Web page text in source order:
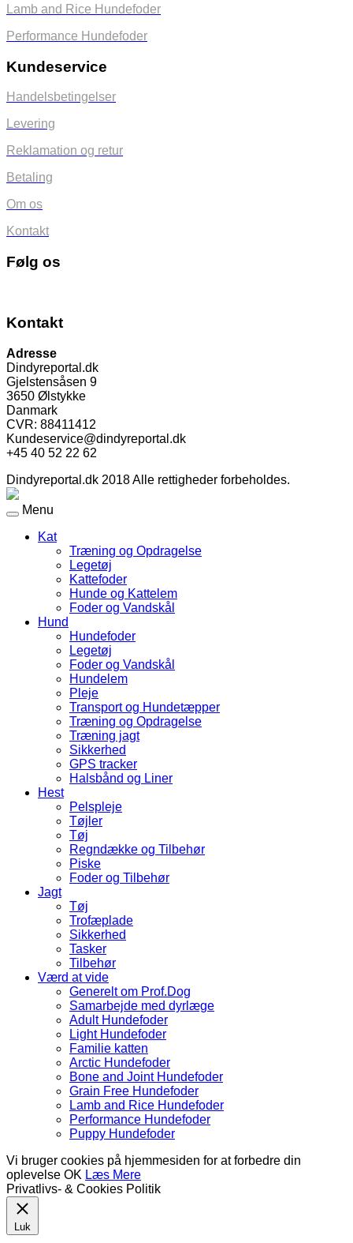
Lamb and Rice Hundefoder
Performance Hundefoder
Kundeservice
Handelsbetingelser
Levering
Reklamation og retur
Betaling
Om os
Kontakt
Følg os
Kontakt
Adresse
Dindyreportal.dk
Gjelstensåsen 9
3650 Ølstykke
Danmark
CVR: 88411412
Kundeservice@dindyreportal.dk
+45 40 52 22 62
Dindyreportal.dk 2018 Alle rettigheder forbeholdes.
Menu
Kat
Træning og Opdragelse
Legetøj
Kattefoder
Hunde og Kattelem
Foder og Vandskål
Hund
Hundefoder
Legetøj
Foder og Vandskål
Hundelem
Pleje
Transport og Hundetæpper
Træning og Opdragelse
Træning jagt
Sikkerhed
GPS tracker
Halsbånd og Liner
Hest
Pelspleje
Tøjler
Tøj
Regndække og Tilbehør
Piske
Foder og Tilbehør
Jagt
Tøj
Trofæplade
Sikkerhed
Tasker
Tilbehør
Værd at vide
Generelt om Prof.Dog
Samarbejde med dyrlæge
Adult Hundefoder
Light Hundefoder
Familie katten
Arctic Hundefoder
Bone and Joint Hundefoder
Grain Free Hundefoder
Lamb and Rice Hundefoder
Performance Hundefoder
Puppy Hundefoder
Vi bruger cookies på hjemmesiden for at forbedre din
oplevelse OK Læs Mere
Privatlivs- & Cookies Politik
Luk